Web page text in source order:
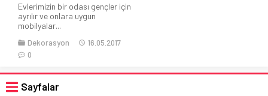
Evlerimizin bir odası gençler için
ayrılır ve onlara uygun
mobilyalar...
Dekorasyon
16.05.2017
0
Sayfalar